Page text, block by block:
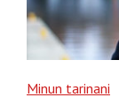
Minun tarinani